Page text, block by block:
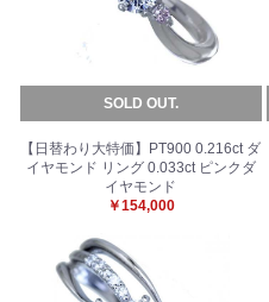
SOLD OUT.
【日替わり大特価】PT900 0.216ct ダ
イヤモンド リング 0.033ct ピンクダ
イヤモンド
￥154,000